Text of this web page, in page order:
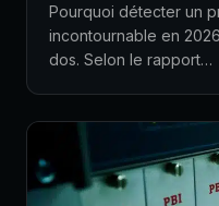
Pourquoi détecter un
incontournable en
dos. Selon le rapport…